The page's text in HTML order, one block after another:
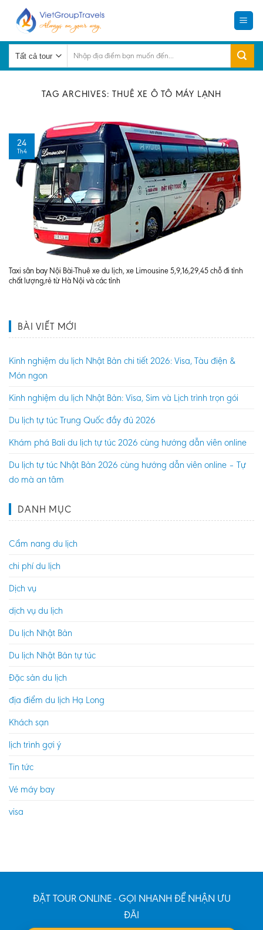
content
kiếm:
TAG ARCHIVES:THUÊ XE Ô TÔ MÁY LẠNH
BÀI VIẾT MỚI
Kinh nghiệm du lịch Nhật Bản chi tiết 2026: Visa, Tàu điện &
Món ngon
Kinh nghiệm du lịch Nhật Bản: Visa, Sim và Lịch trình trọn gói
Du lịch tự túc Trung Quốc đầy đủ 2026
Khám phá Bali du lịch tự túc 2026 cùng hướng dẫn viên online
Du lịch tự túc Nhật Bản 2026 cùng hướng dẫn viên online – Tự
do mà an tâm
DANH MỤC
Cẩm nang du lịch
chi phí du lịch
Dịch vụ
dịch vụ du lịch
Du lịch Nhật Bản
Du lịch Nhật Bản tự túc
Đặc sản du lịch
địa điểm du lịch Hạ Long
Khách sạn
lịch trình gợi ý
Tin tức
Vé máy bay
visa
Taxi sân bay Nội Bài-Thuê xe du lịch, xe Limousine 5,9,16,29,45 chỗ đi tỉnh
chất lượng,rẻ từ Hà Nội và các tỉnh
24
Th4
ĐẶT TOUR ONLINE - GỌI NHANH ĐỂ NHẬN ƯU
ĐÃI